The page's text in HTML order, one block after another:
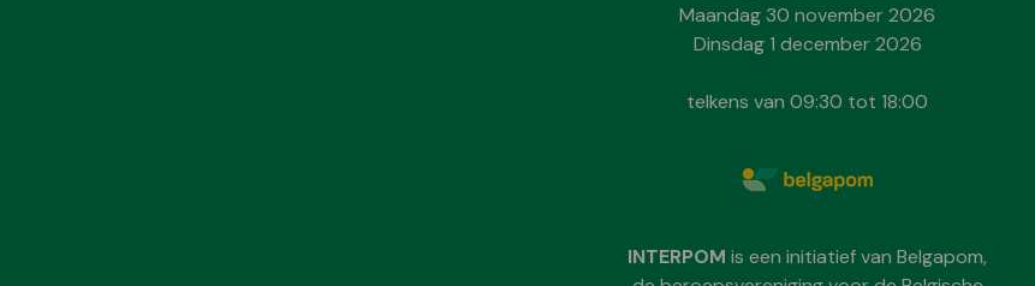
Maandag 30 november 2026
Dinsdag 1 december 2026
telkens van 09:30 tot 18:00
INTERPOMis een initiatief van Belgapom,